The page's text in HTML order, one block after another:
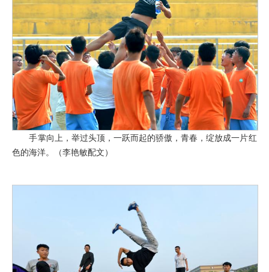
手掌向上，举过头顶，一跃而起的骄傲，青春，绽放成一片红
色的海洋。（李艳敏配文）